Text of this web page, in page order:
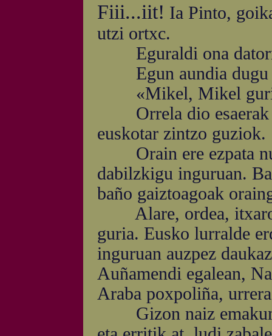
Fiii...iit! Ia Pinto,
utzi ortxc.
Eguraldi ona
Egun aundia dugu
«Mikel, Mikel guria;
Orrela dio esaerak
euskotar zintzo guziok.
Orain ere ezpata
dabilzkigu inguruan.
baño gaiztoagoak
Alare, ordea,
guria. Eusko lurralde
inguruan auzpez
Auñamendi egalean,
Araba poxpoliña,
Gizon naiz